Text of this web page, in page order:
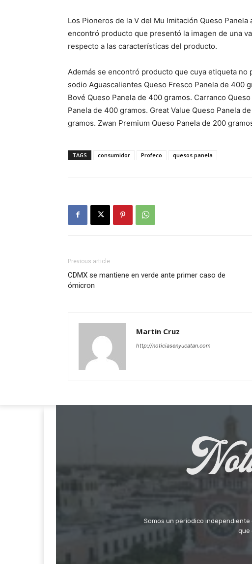
Los Pioneros de la V del Mu Imitación Queso
encontró producto que presentó la imagen de una
respecto a las características del producto.
Además se encontró producto que cuya etiqueta no
sodio Aguascalientes Queso Fresco Panela de 400
Bové Queso Panela de 400 gramos. Carranco
Panela de 400 gramos. Great Value Queso Panela
gramos. Zwan Premium Queso Panela de 200
TAGS consumidor Profeco quesos panela
Previous article
CDMX se mantiene en verde ante primer caso de
ómicron
Martin Cruz
http://noticiasenyucatan.com
Somos un periodico
que